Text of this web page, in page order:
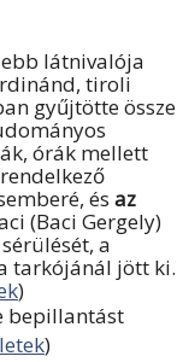
látnivalója
tiroli
gyűjtötte össze
órák mellett
és az
(Baci Gergely)
a
tarkójánál jött ki.
)
bepillantást
)